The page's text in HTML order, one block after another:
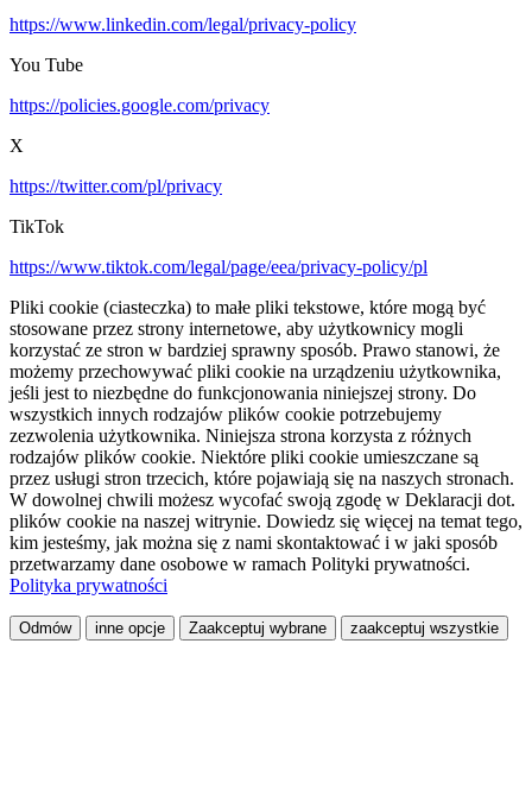
https://www.linkedin.com/legal/privacy-policy
You Tube
https://policies.google.com/privacy
X
https://twitter.com/pl/privacy
TikTok
https://www.tiktok.com/legal/page/eea/privacy-policy/pl
Pliki cookie (ciasteczka) to małe pliki tekstowe, które mogą być
stosowane przez strony internetowe, aby użytkownicy mogli
korzystać ze stron w bardziej sprawny sposób. Prawo stanowi, że
możemy przechowywać pliki cookie na urządzeniu użytkownika,
jeśli jest to niezbędne do funkcjonowania niniejszej strony. Do
wszystkich innych rodzajów plików cookie potrzebujemy
zezwolenia użytkownika. Niniejsza strona korzysta z różnych
rodzajów plików cookie. Niektóre pliki cookie umieszczane są
przez usługi stron trzecich, które pojawiają się na naszych stronach.
W dowolnej chwili możesz wycofać swoją zgodę w Deklaracji dot.
plików cookie na naszej witrynie. Dowiedz się więcej na temat tego,
kim jesteśmy, jak można się z nami skontaktować i w jaki sposób
przetwarzamy dane osobowe w ramach Polityki prywatności.
Polityka prywatności
Odmów inne opcje Zaakceptuj wybrane zaakceptuj wszystkie